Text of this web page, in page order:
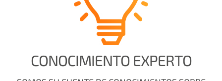
CONOCIMIENTO EXPERTO